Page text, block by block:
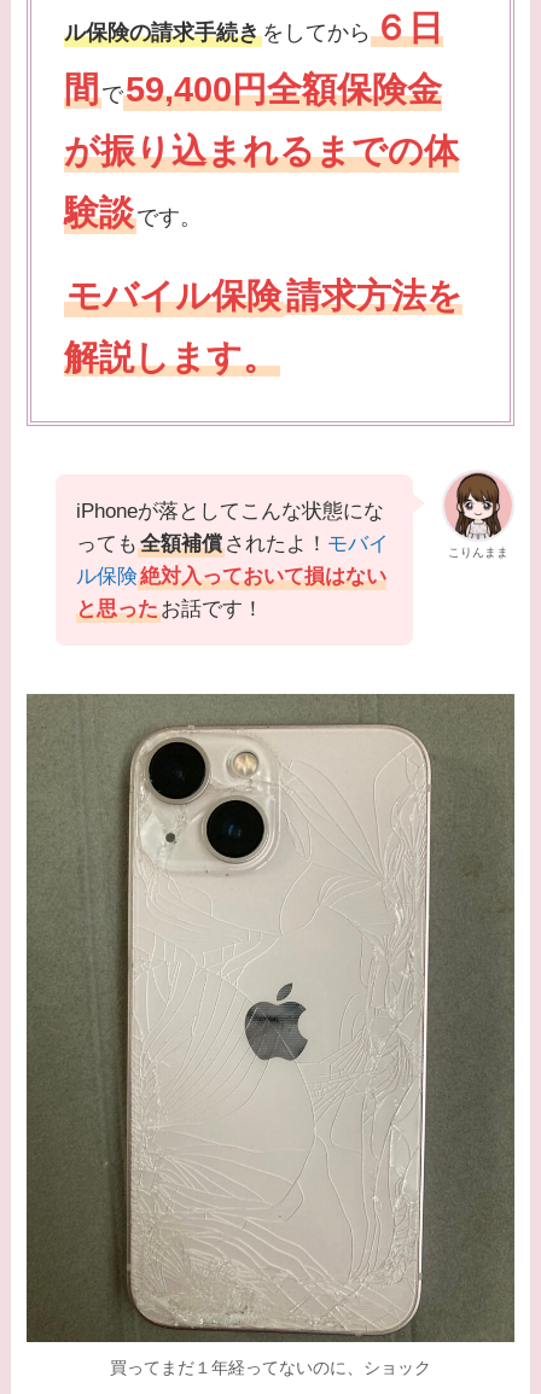
ル保険の請求手続きをしてから６日
間で59,400円全額保険金
が振り込まれるまでの体
験談です。
モバイル保険請求方法を
解説します。
こりんまま
iPhoneが落としてこんな状態にな
っても全額補償されたよ！ モバイ
ル保険絶対入っておいて損はない
と思ったお話です！
買ってまだ１年経ってないのに、ショック